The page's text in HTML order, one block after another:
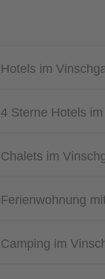
Hotels im
4 Sterne Hotels
Chalets im
Ferienwohnung
Camping im